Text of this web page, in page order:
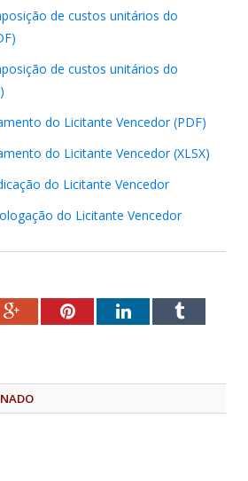
de custos unitários do
de custos unitários do
do Licitante Vencedor (PDF)
do Licitante Vencedor (XLSX)
do Licitante Vencedor
do Licitante Vencedor
Google+PinterestLinkedInTumblr